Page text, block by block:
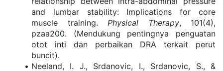
and lumbar stability: Implications for core
muscle training. Physical Therapy, 101(4),
pzaa200. (Mendukung pentingnya penguatan
otot inti dan perbaikan DRA terkait perut
buncit).
Neeland, I. J., Srdanovic, I., Srdanovic, S., &